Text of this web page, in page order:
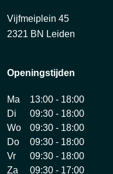
Vijfmeiplein 45
2321 BN Leiden
Openingstijden
Ma
13:00 - 18:00
Di
09:30 - 18:00
Wo
09:30 - 18:00
Do
09:30 - 18:00
Vr
09:30 - 18:00
Za
09:30 - 17:00